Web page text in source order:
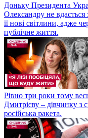
Доньку Президента
Олександру не
її нові світлини, адже
публічне життя.
Рівно три роки тому
Дмитрієву – дівчинку з
російська ракета.